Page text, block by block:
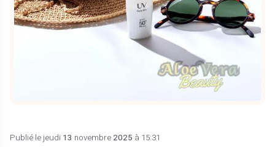
Publié le jeudi 13 novembre 2025 à 15:31